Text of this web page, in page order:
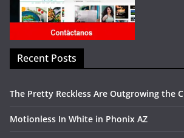
Recent Posts
The Pretty Reckless Are Outgrowing the
Motionless In White in Phonix AZ